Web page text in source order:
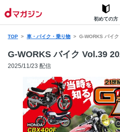
初めての方
TOP 車・バイク・乗り物 G-WORKS バイ
G-WORKS バイク Vol.39
2025/11/23 配信